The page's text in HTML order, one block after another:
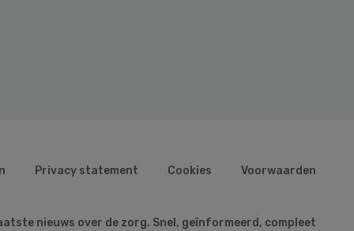
Privacy statement Cookies Voorwaarden
nieuws over de zorg. Snel, geïnformeerd, compleet